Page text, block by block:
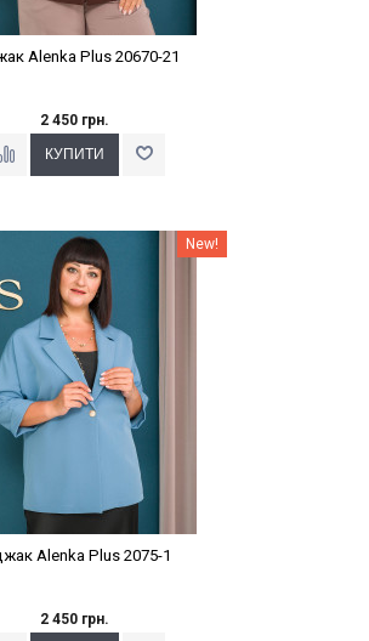
Alenka Plus 20670-21
2 450 грн.
Наклейки Варіант з % New!
Alenka Plus 2075-1
2 450 грн.